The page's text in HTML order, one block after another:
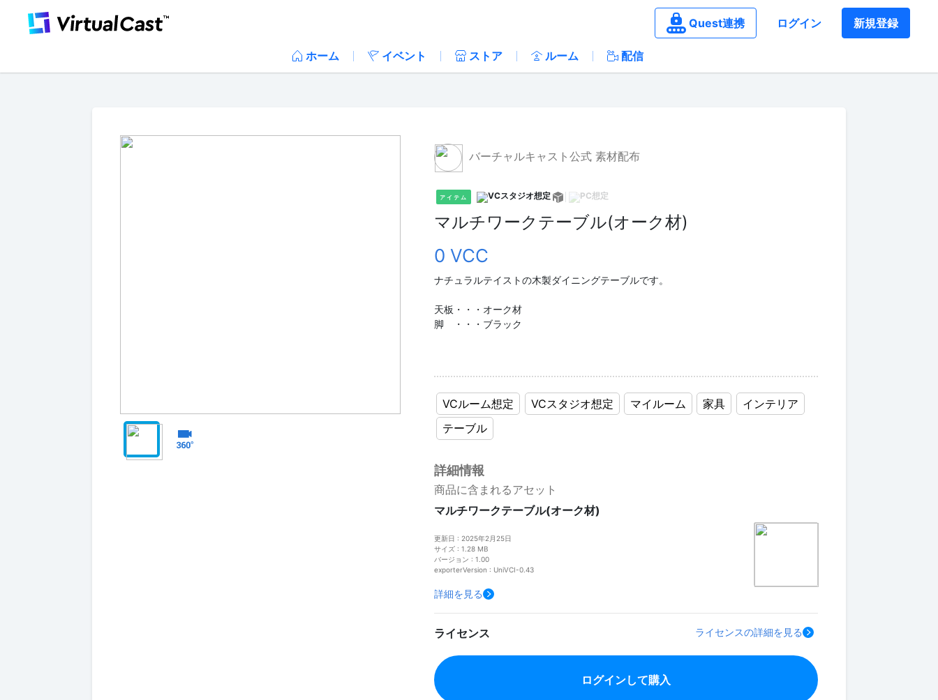
Quest連携 ログイン 新規登録
ホーム イベント ストア ルーム 配信
バーチャルキャスト公式 素材配布
アイテム
マルチワークテーブル(オーク材)
0 VCC
ナチュラルテイストの木製ダイニングテーブルです。
天板・・・オーク材
脚 ・・・ブラック
VCルーム想定 VCスタジオ想定 マイルーム 家具
インテリア
テーブル
詳細情報
商品に含まれるアセット
マルチワークテーブル(オーク材)
更新日 : 2025年2月25日
サイズ : 1.28 MB
バージョン : 1.00
exporterVersion : UniVCI-0.43
詳細を見る
ライセンス ライセンスの詳細を見る
ログインして購入